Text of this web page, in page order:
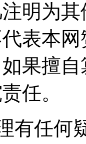
明为
表本
果擅
任。
有任何